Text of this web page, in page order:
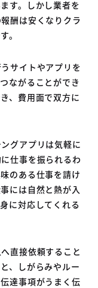
す。しかし業者を
酬は安くなりクラ
。
サイトやアプリを
ながることができ
、費用面で双方に
グアプリは気軽に
仕事を振られるわ
のある仕事を請け
には自然と熱が入
に対応してくれる
直接依頼すること
、しがらみやルー
達事項がうまく伝